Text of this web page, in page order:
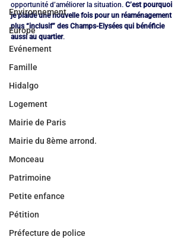
Environnement
Europe
Evénement
Famille
Hidalgo
Logement
Mairie de Paris
Mairie du 8ème arrond.
Monceau
Patrimoine
Petite enfance
Pétition
Préfecture de police
opportunité d’améliorer la situation. C’est pourquoi
je plaide une nouvelle fois pour un réaménagement
plus “inclusif” des Champs-Elysées qui bénéficie
aussi au quartier.